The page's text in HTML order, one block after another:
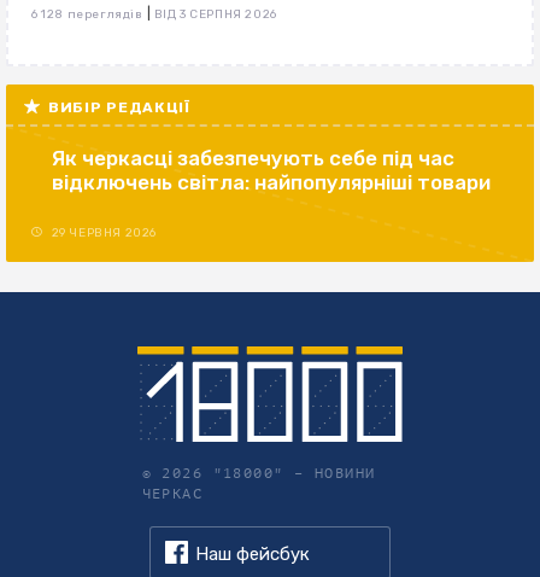
6 128 переглядів ВІД 3 СЕРПНЯ 2026
ВИБІР РЕДАКЦІЇ
Як черкасці забезпечують себе під час
відключень світла: найпопулярніші товари
29 ЧЕРВНЯ 2026
© 2026 "18000" – НОВИНИ
ЧЕРКАС
Наш фейсбук